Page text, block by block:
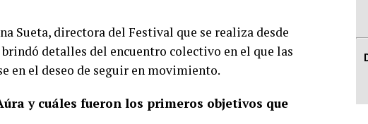
Sueta, directora del Festival que se realiza desde
detalles del encuentro colectivo en el que las
en el deseo de seguir en movimiento.
y cuáles fueron los primeros objetivos que